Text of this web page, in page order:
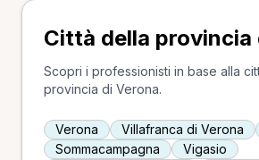
Città della provincia
Scopri i professionisti in base alla
provincia di Verona.
Verona Villafranca di Verona
Sommacampagna
Vigasio